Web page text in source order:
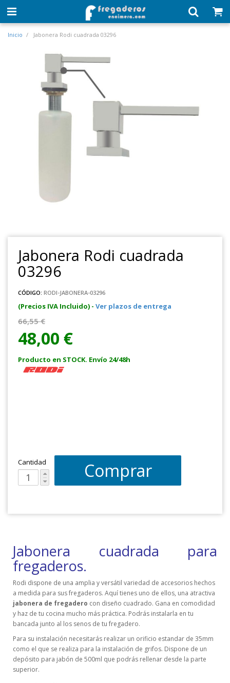
Inicio Jabonera Rodi cuadrada 03296
Jabonera Rodi cuadrada
03296
CÓDIGO: RODI-JABONERA-03296
(Precios IVA Incluido) - Ver plazos de entrega
66,55 €
48,00 €
Producto en STOCK. Envío 24/48h
Cantidad Comprar
Jabonera cuadrada para
fregaderos.
Rodi dispone de una amplia y versátil variedad de accesorios hechos
a medida para sus fregaderos. Aquí tienes uno de ellos, una atractiva
jabonera de fregadero con diseño cuadrado. Gana en comodidad
y haz de tu cocina mucho más práctica. Podrás instalarla en tu
bancada junto al los senos de tu fregadero.
Para su instalación necesitarás realizar un orificio estandar de 35mm
como el que se realiza para la instalación de grifos. Dispone de un
depósito para jabón de 500ml que podrás rellenar desde la parte
superior.